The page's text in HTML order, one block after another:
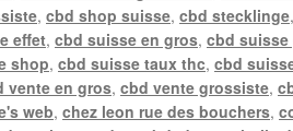
,cbd shop suisse,cbd stecklinge
effet,cbd suisse en gros,cbd
shop,cbd suisse taux thc,cbd
vente en gros,cbd vente grossiste,
web,chez leon rue des bouchers,